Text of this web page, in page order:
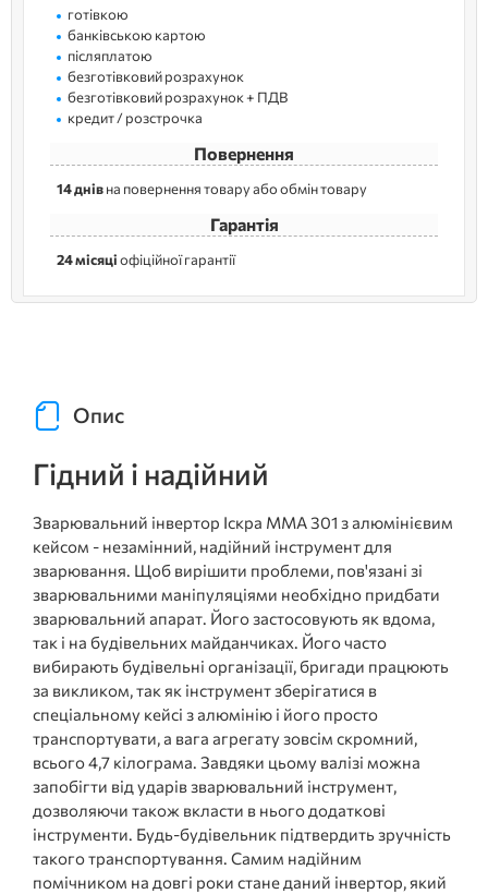
готівкою
банківською картою
післяплатою
безготівковий розрахунок
безготівковий розрахунок + ПДВ
кредит / розстрочка
Повернення
14 днівна повернення товару або обмін товару
Гарантія
24 місяціофіційної гарантії
Опис
Гідний і надійний
Зварювальний інвертор Іскра ММА 301 з алюмінієвим
кейсом - незамінний, надійний інструмент для
зварювання. Щоб вирішити проблеми, пов'язані зі
зварювальними маніпуляціями необхідно придбати
зварювальний апарат. Його застосовують як вдома,
так і на будівельних майданчиках. Його часто
вибирають будівельні організації, бригади працюють
за викликом, так як інструмент зберігатися в
спеціальному кейсі з алюмінію і його просто
транспортувати, а вага агрегату зовсім скромний,
всього 4,7 кілограма. Завдяки цьому валізі можна
запобігти від ударів зварювальний інструмент,
дозволяючи також вкласти в нього додаткові
інструменти. Будь-будівельник підтвердить зручність
такого транспортування. Самим надійним
помічником на довгі роки стане даний інвертор, який